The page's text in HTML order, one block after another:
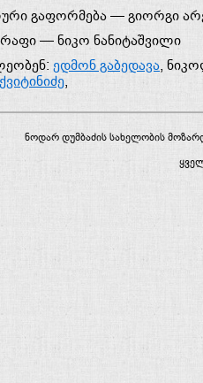
გაფორმება — გიორგი
— ნიკო ნანიტაშვილი
ედმონ გაბედავა
ნოდარ დუმბაძის სახელობის